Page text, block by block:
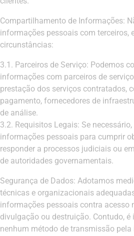
Compartilhamento de Informações:
informações pessoais com terceiros,
circunstâncias:
3.1. Parceiros de Serviço: Podemos
informações com parceiros de
prestação dos serviços contratados,
pagamento, fornecedores de
de análise.
3.2. Requisitos Legais: Se
informações pessoais para cumprir
responder a processos judiciais ou
de autoridades governamentais.
Segurança de Dados: Adotamos
técnicas e organizacionais
informações pessoais contra acesso
divulgação ou destruição. Contudo,
nenhum método de transmissão pela